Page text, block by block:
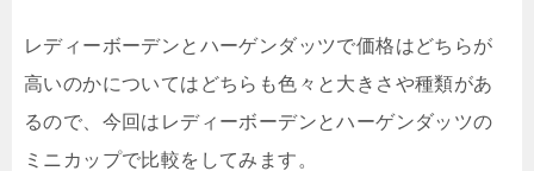
レディーボーデンとハーゲンダッツで価格はどちらが
高いのかについてはどちらも色々と大きさや種類があ
るので、今回はレディーボーデンとハーゲンダッツの
ミニカップで比較をしてみます。